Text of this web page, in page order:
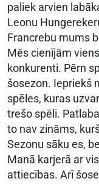
paliek arvien
Leonu
Francrebu mums
Mēs cienījām
konkurenti. Pērn
šosezon. Iepriekš
spēles, kuras
trešo spēli.
to nav zināms,
Sezonu sāku es,
Manā karjerā ar
attiecības. Arī